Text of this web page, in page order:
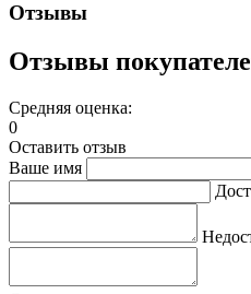
Отзывы
Отзывы
Средняя оценка:
0
Оставить отзыв
Ваше имя